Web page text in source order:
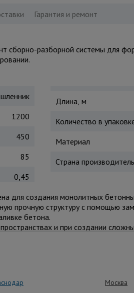
Гарантия и ремонт
разборной системы для
1200
450
85
0,45
Длина, м
Количество в
Материал
Страна производитель
создания монолитных
прочную структуру с помощью
бетона.
и при создании
время на монтаж и демонтаж, а
гибкость в конфигурации
стен, колонн,
Применяется
Москва